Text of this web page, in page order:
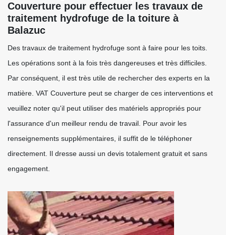
Couverture pour effectuer les travaux de
traitement hydrofuge de la toiture à
Balazuc
Des travaux de traitement hydrofuge sont à faire pour les toits.
Les opérations sont à la fois très dangereuses et très difficiles.
Par conséquent, il est très utile de rechercher des experts en la
matière. VAT Couverture peut se charger de ces interventions et
veuillez noter qu'il peut utiliser des matériels appropriés pour
l'assurance d'un meilleur rendu de travail. Pour avoir les
renseignements supplémentaires, il suffit de le téléphoner
directement. Il dresse aussi un devis totalement gratuit et sans
engagement.